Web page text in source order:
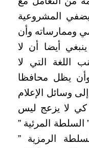
يضفي المشروعية
وممارساته وأن
أيضا أن لا
اللغة التي لا
وأن يظل محافظا
وسائل الإعلام
كي لا يزعج ليس
المرئية ”
الرمزية ”